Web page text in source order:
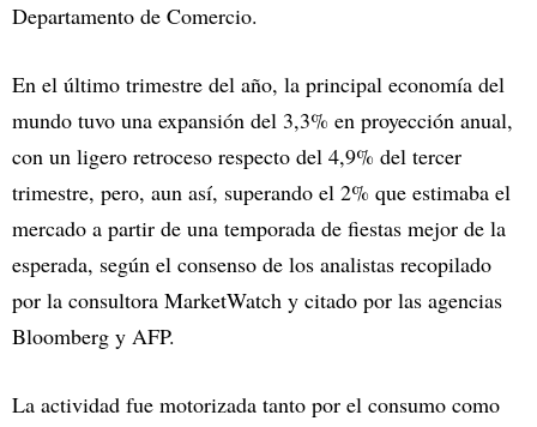
Departamento de Comercio.
En el último trimestre del año, la principal economía del
mundo tuvo una expansión del 3,3% en proyección anual,
con un ligero retroceso respecto del 4,9% del tercer
trimestre, pero, aun así, superando el 2% que estimaba el
mercado a partir de una temporada de fiestas mejor de la
esperada, según el consenso de los analistas recopilado
por la consultora MarketWatch y citado por las agencias
Bloomberg y AFP.
La actividad fue motorizada tanto por el consumo como